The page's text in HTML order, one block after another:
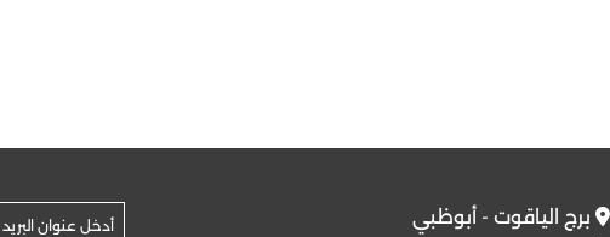
برج الياقوت - أبوظبي